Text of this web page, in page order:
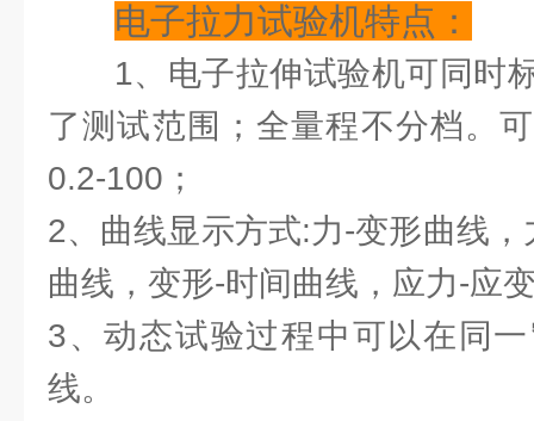
电子拉力试验机特点：
1、电子拉伸试验机可同时
了测试范围；全量程不分档。
0.2-100；
2、曲线显示方式:力-变形曲线
曲线，变形-时间曲线，应力-应
3、动态试验过程中可以在同
线。